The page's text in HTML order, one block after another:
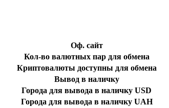
Оф. сайт
Кол-во валютных пар для обмена
Криптовалюты доступны для обмена
Вывод в наличку
Города для вывода в наличку USD
Города для вывода в наличку UAH